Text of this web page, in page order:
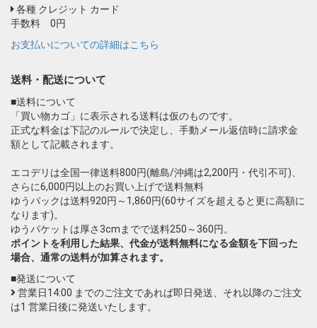
各種 クレジット カード
手数料 0円
お支払いについての詳細はこちら
送料・配送について
■送料について
「買い物カゴ」に表示される送料は仮のものです。
正式な料金は下記のルールで決定し、手動メール返信時に請求金
額として記載されます。
エコデリは全国一律送料800円(離島/沖縄は2,200円・代引不可)、
さらに6,000円以上のお買い上げで送料無料
ゆうパックは送料920円～1,860円(60サイズを超えると更に高額に
なります)。
ゆうパケットは厚さ3cmまでで送料250～360円。
ポイントを利用した結果、代金が送料無料になる金額を下回った
場合、通常の送料が加算されます。
■発送について
営業日14:00 までのご注文であれば即日発送、それ以降のご注文
は1 営業日後に発送いたします。